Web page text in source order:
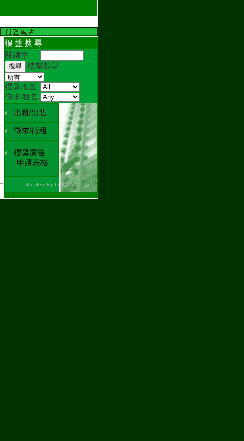
樓 盤 搜 尋
關鍵字
樓盤類型
樓盤地區
徵求/租售
à 出租/出售
à 徵求/徵租
à
樓盤廣告
申請表格
Site develop by K LAM